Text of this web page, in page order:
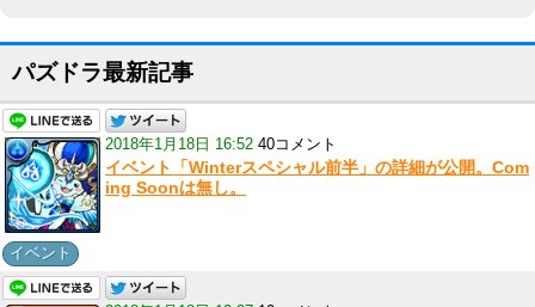
パズドラ最新記事
2018年1月18日 16:52 40コメント
イベント「Winterスペシャル前半」の詳細が公開。Com
ing Soonは無し。
イベント